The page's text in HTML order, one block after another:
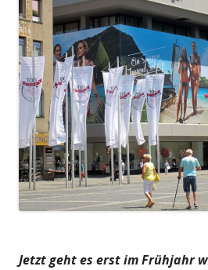
Jetzt geht es erst im Frühjahr